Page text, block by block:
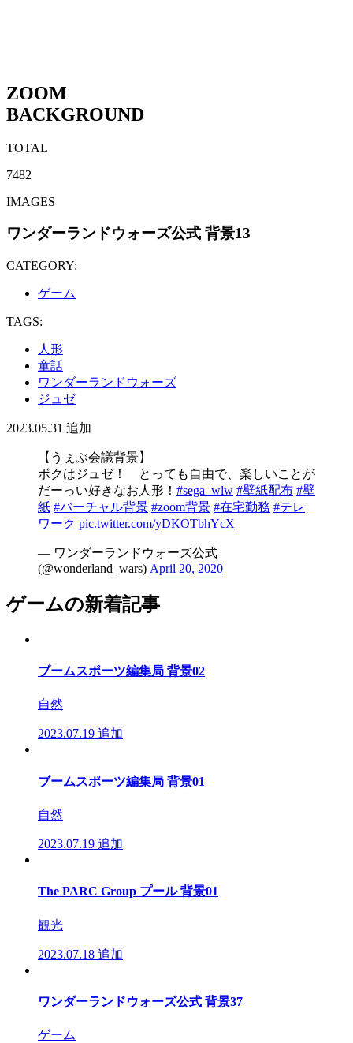
ZOOM
BACKGROUND
TOTAL
7482
IMAGES
ワンダーランドウォーズ公式 背景13
CATEGORY:
ゲーム
TAGS:
人形
童話
ワンダーランドウォーズ
ジュゼ
2023.05.31 追加
【うぇぶ会議背景】
ボクはジュゼ！ とっても自由で、楽しいことが
だーっい好きなお人形！ #sega_wlw #壁紙配布 #壁
紙 #バーチャル背景 #zoom背景 #在宅勤務 #テレ
ワーク pic.twitter.com/yDKOTbhYcX
— ワンダーランドウォーズ公式
(@wonderland_wars) April 20, 2020
ゲームの新着記事
ブームスポーツ編集局 背景02
自然
2023.07.19 追加
ブームスポーツ編集局 背景01
自然
2023.07.19 追加
The PARC Group プール 背景01
観光
2023.07.18 追加
ワンダーランドウォーズ公式 背景37
ゲーム